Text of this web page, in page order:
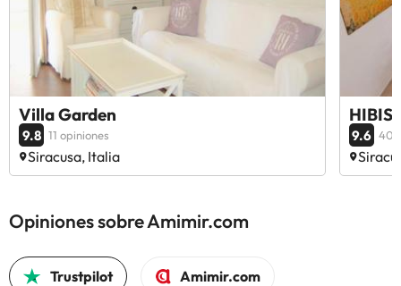
Villa Garden
9.8 11 opiniones
Siracusa, Italia
9.6 40
Opiniones sobre Amimir.com
Trustpilot Amimir.com